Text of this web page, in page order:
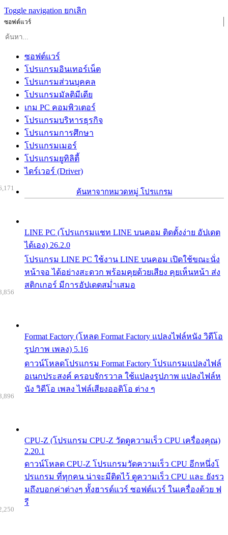
Toggle navigation ยกเลิก
ซอฟต์แวร์
ซอฟต์แวร์
โปรแกรมอินเทอร์เน็ต
โปรแกรมส่วนบุคคล
โปรแกรมมัลติมีเดีย
เกม PC คอมพิวเตอร์
โปรแกรมบริหารธุรกิจ
โปรแกรมการศึกษา
โปรแกรมเมอร์
โปรแกรมยูทิลิตี้
ไดร์เวอร์ (Driver)
ค้นหาจากหมวดหมู่ โปรแกรม
LINE PC (โปรแกรมแชท LINE บนคอม ติดตั้งง่าย อัปเดต
ได้เอง) 26.2.0
โปรแกรม LINE PC ใช้งาน LINE บนคอม เปิดใช้ขณะนั่ง
หน้าจอ ได้อย่างสะดวก พร้อมคุยด้วยเสียง คุยเห็นหน้า ส่ง
สติกเกอร์ มีการอัปเดตสม่ำเสมอ
Format Factory (โหลด Format Factory แปลงไฟล์หนัง วิดีโอ
รูปภาพ เพลง) 5.16
ดาวน์โหลดโปรแกรม Format Factory โปรแกรมแปลงไฟล์
อเนกประสงค์ ครอบจักรวาล ใช้แปลงรูปภาพ แปลงไฟล์ห
นัง วิดีโอ เพลง ไฟล์เสียงออดิโอ ต่าง ๆ
CPU-Z (โปรแกรม CPU-Z วัดดูความเร็ว CPU เครื่องคุณ)
2.20.1
ดาวน์โหลด CPU-Z โปรแกรมวัดความเร็ว CPU อีกหนึ่งโ
ปรแกรม ที่ทุกคน น่าจะมีติดไว้ ดูความเร็ว CPU และ ยังรว
มถึงบอกค่าต่างๆ ทั้งฮารด์แวร์ ซอฟต์แวร์ ในเครื่องด้วย ฟ
รี